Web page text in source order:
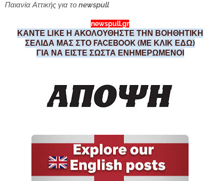
Παιανία Αττικής για το newspull
newspull.gr
ΚΑΝΤΕ LIKE Η ΑΚΟΛΟΥΘΗΣΤΕ ΤΗΝ ΒΟΗΘΗΤΙΚΗ
ΣΕΛΙΔΑ ΜΑΣ ΣΤΟ FACEBOOK (ΜΕ ΚΛΙΚ ΕΔΩ)
ΓΙΑ ΝΑ ΕΙΣΤΕ ΣΩΣΤΑ ΕΝΗΜΕΡΩΜΕΝΟΙ